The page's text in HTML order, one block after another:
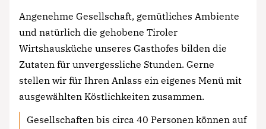
Angenehme Gesellschaft, gemütliches Ambiente
und natürlich die gehobene Tiroler
Wirtshausküche unseres Gasthofes bilden die
Zutaten für unvergessliche Stunden. Gerne
stellen wir für Ihren Anlass ein eigenes Menü mit
ausgewählten Köstlichkeiten zusammen.
Gesellschaften bis circa 40 Personen können auf